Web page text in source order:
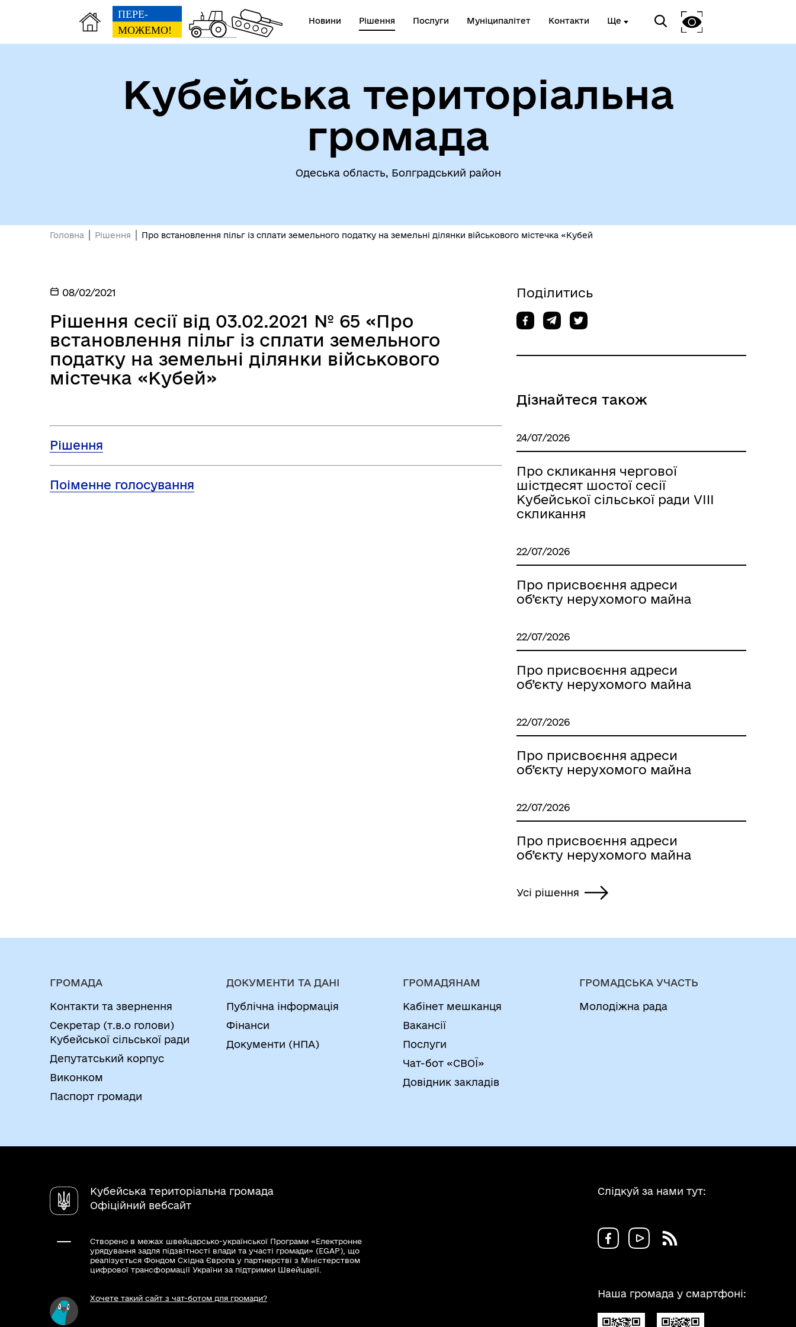
Новини Рішення Послуги Муніципалітет Контакти Ще
Рада безбар'єрності
Допомога особам, які
Кубейська територіальна
громада
Одеська область, Болградський район
Головна Рішення Про встановлення пільг із сплати земельного податку на земельні ділянки військового містечка «Кубей
08/02/2021
Рішення сесії від 03.02.2021 № 65 «Про
встановлення пільг із сплати земельного
податку на земельні ділянки військового
містечка «Кубей»
Рішення
Поіменне голосування
Поділитись
Дізнайтеся також
24/07/2026
Про скликання чергової
шістдесят шостої сесії
Кубейської сільської ради VIIІ
скликання
22/07/2026
Про присвоєння адреси
об’єкту нерухомого майна
22/07/2026
Про присвоєння адреси
об’єкту нерухомого майна
22/07/2026
Про присвоєння адреси
об’єкту нерухомого майна
22/07/2026
Про присвоєння адреси
об’єкту нерухомого майна
Усі рішення
ГРОМАДА
Контакти та звернення
Секретар (т.в.о голови)
Кубейської сільської ради
Депутатський корпус
Виконком
Паспорт громади
ДОКУМЕНТИ ТА ДАНІ
Публічна інформація
Фінанси
Документи (НПА)
ГРОМАДЯНАМ
Кабінет мешканця
Вакансії
Послуги
Чат-бот «СВОЇ»
Довідник закладів
ГРОМАДСЬКА УЧАСТЬ
Молодіжна рада
Кубейська територіальна громада
Офіційний вебсайт
Створено в межах швейцарсько-української Програми «Електронне
урядування задля підзвітності влади та участі громади» (EGAP), що
реалізується Фондом Східна Європа у партнерстві з Міністерством
цифрової трансформації України за підтримки Швейцарії.
Хочете такий сайт з чат-ботом для громади?
Слідкуй за нами тут:
Наша громада у смартфоні: